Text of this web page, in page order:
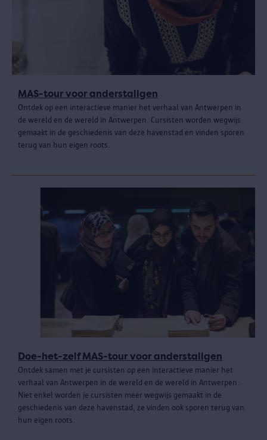
MAS-tour voor anderstaligen
Ontdek op een interactieve manier het verhaal van Antwerpen in
de wereld en de wereld in Antwerpen. Cursisten worden wegwijs
gemaakt in de geschiedenis van deze havenstad en vinden sporen
terug van hun eigen roots.
Doe-het-zelf MAS-tour voor anderstaligen
Ontdek samen met je cursisten op een interactieve manier het
verhaal van Antwerpen in de wereld en de wereld in Antwerpen.
Niet enkel worden je cursisten meer wegwijs gemaakt in de
geschiedenis van deze havenstad, ze vinden ook sporen terug van
hun eigen roots.